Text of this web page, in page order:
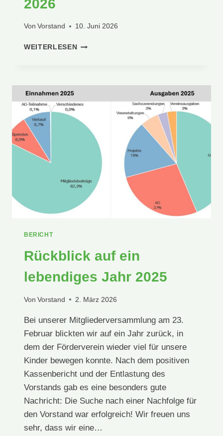
2026
Von Vorstand 10. Juni 2026
WEITERLESENNEWSLETTER
BERICHT
Rückblick auf ein
lebendiges Jahr 2025
Von Vorstand 2. März 2026
Bei unserer Mitgliederversammlung am 23.
Februar blickten wir auf ein Jahr zurück, in
dem der Förderverein wieder viel für unsere
Kinder bewegen konnte. Nach dem positiven
Kassenbericht und der Entlastung des
Vorstands gab es eine besonders gute
Nachricht: Die Suche nach einer Nachfolge für
den Vorstand war erfolgreich! Wir freuen uns
sehr, dass wir eine…